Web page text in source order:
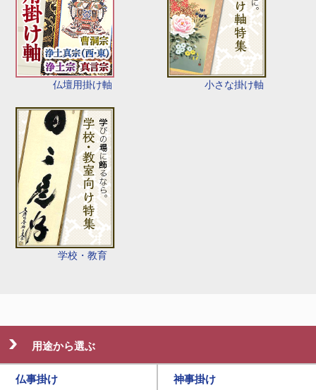
仏壇用掛け軸 小さな掛け軸
学校・教育
用途から選ぶ
仏事掛け 神事掛け